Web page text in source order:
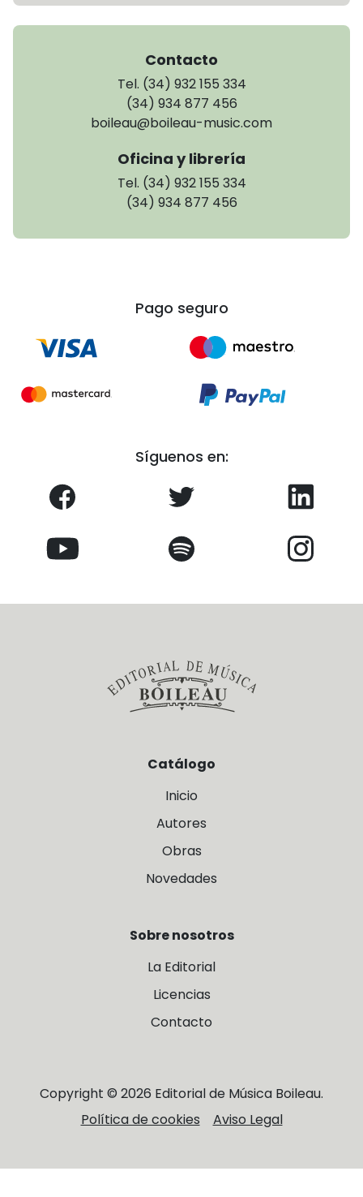
Contacto
Tel. (34) 932 155 334
(34) 934 877 456
boileau@boileau-music.com
Oficina y librería
Tel. (34) 932 155 334
(34) 934 877 456
Pago seguro
Síguenos en:
Catálogo
Inicio
Autores
Obras
Novedades
Sobre nosotros
La Editorial
Licencias
Contacto
Copyright © 2026 Editorial de Música Boileau.
Política de cookies
Aviso Legal